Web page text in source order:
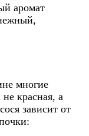
аромат
многие
красная, а
зависит от